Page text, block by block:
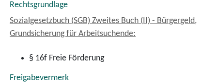
Rechtsgrundlage
Sozialgesetzbuch (SGB) Zweites Buch (II) - Bürgergeld,
Grundsicherung für Arbeitsuchende:
§ 16f Freie Förderung
Freigabevermerk